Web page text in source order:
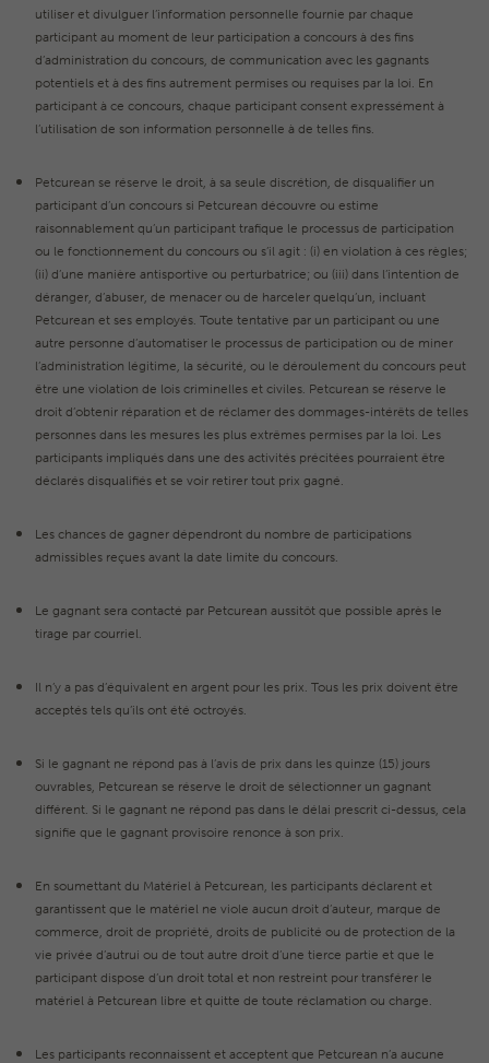
utiliser et divulguer l’information personnelle fournie par chaque
participant au moment de leur participation a concours à des fins
d’administration du concours, de communication avec les gagnants
potentiels et à des fins autrement permises ou requises par la loi. En
participant à ce concours, chaque participant consent expressément à
l’utilisation de son information personnelle à de telles fins.
Petcurean se réserve le droit, à sa seule discrétion, de disqualifier un
participant d’un concours si Petcurean découvre ou estime
raisonnablement qu’un participant trafique le processus de participation
ou le fonctionnement du concours ou s’il agit : (i) en violation à ces règles;
(ii) d’une manière antisportive ou perturbatrice; ou (iii) dans l’intention de
déranger, d’abuser, de menacer ou de harceler quelqu’un, incluant
Petcurean et ses employés. Toute tentative par un participant ou une
autre personne d’automatiser le processus de participation ou de miner
l’administration légitime, la sécurité, ou le déroulement du concours peut
être une violation de lois criminelles et civiles. Petcurean se réserve le
droit d’obtenir réparation et de réclamer des dommages-intérêts de telles
personnes dans les mesures les plus extrêmes permises par la loi. Les
participants impliqués dans une des activités précitées pourraient être
déclarés disqualifiés et se voir retirer tout prix gagné.
Les chances de gagner dépendront du nombre de participations
admissibles reçues avant la date limite du concours.
Le gagnant sera contacté par Petcurean aussitôt que possible après le
tirage par courriel.
Il n’y a pas d’équivalent en argent pour les prix. Tous les prix doivent être
acceptés tels qu’ils ont été octroyés.
Si le gagnant ne répond pas à l’avis de prix dans les quinze (15) jours
ouvrables, Petcurean se réserve le droit de sélectionner un gagnant
différent. Si le gagnant ne répond pas dans le délai prescrit ci-dessus, cela
signifie que le gagnant provisoire renonce à son prix.
En soumettant du Matériel à Petcurean, les participants déclarent et
garantissent que le matériel ne viole aucun droit d’auteur, marque de
commerce, droit de propriété, droits de publicité ou de protection de la
vie privée d’autrui ou de tout autre droit d’une tierce partie et que le
participant dispose d’un droit total et non restreint pour transférer le
matériel à Petcurean libre et quitte de toute réclamation ou charge.
Les participants reconnaissent et acceptent que Petcurean n’a aucune